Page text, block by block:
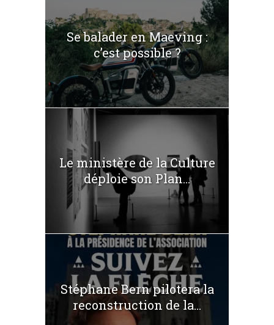
Se balader en Maeving :
c’est possible ?
Le ministère de la Culture
déploie son Plan...
Stéphane Bern pilotera la
reconstruction de la...